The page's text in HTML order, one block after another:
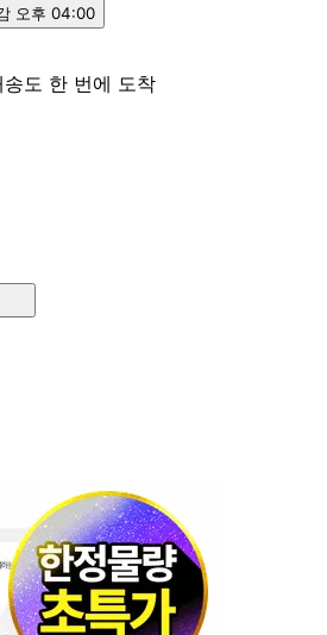
오후 04:00
도 한 번에 도착